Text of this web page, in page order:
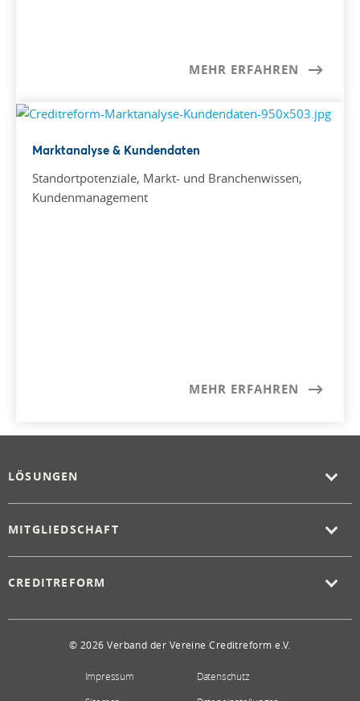
MEHR ERFAHREN
Marktanalyse & Kundendaten
Standortpotenziale, Markt- und Branchenwissen,
Kundenmanagement
MEHR ERFAHREN
LÖSUNGEN
MITGLIEDSCHAFT
CREDITREFORM
© 2026 Verband der Vereine Creditreform e.V.
Impressum
Datenschutz